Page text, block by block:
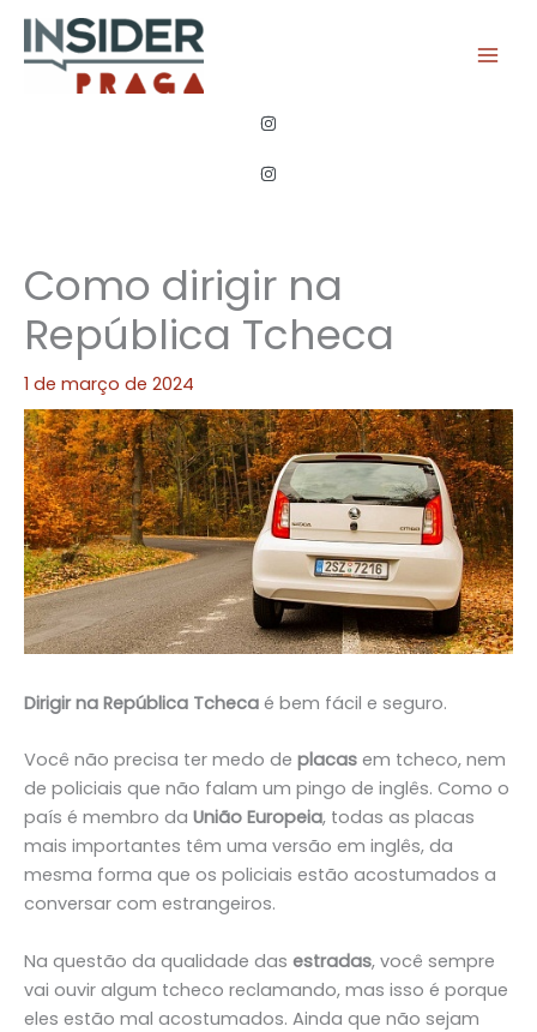
conteúdo
Como dirigir na
República Tcheca
1 de março de 2024
Dirigir na República Tcheca é bem fácil e seguro.
Você não precisa ter medo de placas em tcheco, nem
de policiais que não falam um pingo de inglês. Como o
país é membro da União Europeia, todas as placas
mais importantes têm uma versão em inglês, da
mesma forma que os policiais estão acostumados a
conversar com estrangeiros.
Na questão da qualidade das estradas, você sempre
vai ouvir algum tcheco reclamando, mas isso é porque
eles estão mal acostumados. Ainda que não sejam